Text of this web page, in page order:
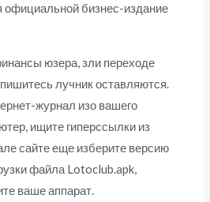
официальной бизнес-издание
юзера, зли переходе
лучник оставляются.
журнал изо вашего
ищите гиперссылки из
сайте еще изберите версию
файла Lotoclub.apk,
ваше аппарат.